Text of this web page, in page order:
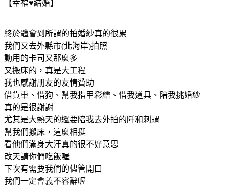
【幸福♥結婚】
終於體會到所謂的拍婚紗真的很累
我們又去外縣市(北海岸)拍照
動用的卡司又那麼多
又搬床的，真是大工程
我也感謝朋友的友情贊助
借貨車、借狗、幫我指甲彩繪、借我道具、陪我挑婚紗
真的是很謝謝
尤其是大熱天的還要陪我去外拍的阡和刺蝟
幫我們搬床，這麼相挺
看他們滿身大汗真的很不好意思
改天請你們吃飯喔
下次有需要我們的儘管開口
我們一定會義不容辭喔